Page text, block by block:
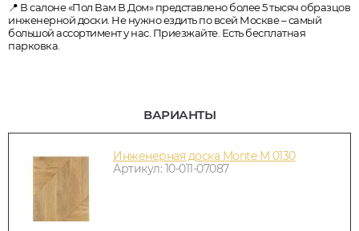
📍 В салоне «Пол Вам В Дом» представлено более 5 тысяч образцов
инженерной доски. Не нужно ездить по всей Москве – самый
большой ассортимент у нас. Приезжайте. Есть бесплатная
парковка.
ВАРИАНТЫ
Инженерная доска Monte M 0130
Артикул: 10-011-07087